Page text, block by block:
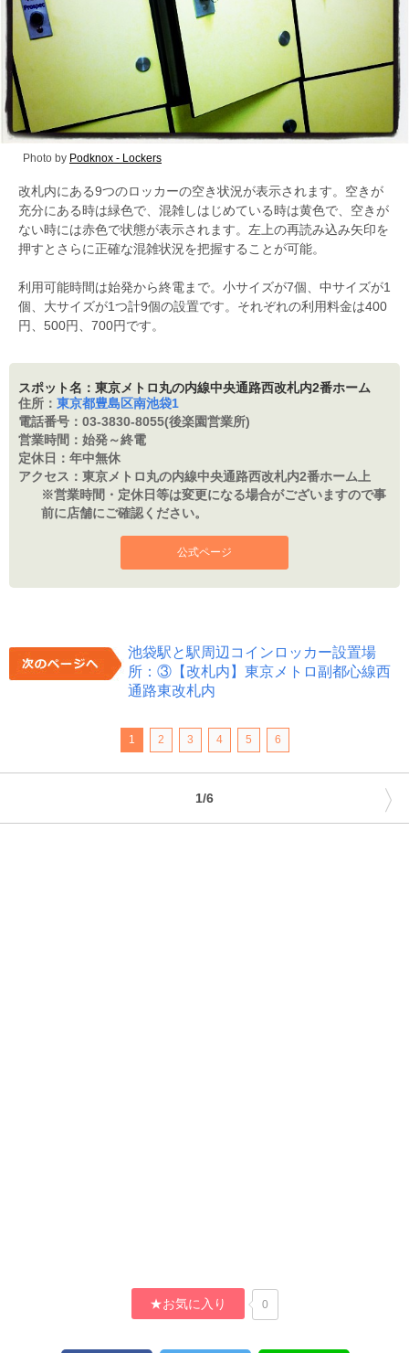
Photo by Podknox - Lockers
改札内にある9つのロッカーの空き状況が表示されます。空きが
充分にある時は緑色で、混雑しはじめている時は黄色で、空きが
ない時には赤色で状態が表示されます。左上の再読み込み矢印を
押すとさらに正確な混雑状況を把握することが可能。
利用可能時間は始発から終電まで。小サイズが7個、中サイズが1
個、大サイズが1つ計9個の設置です。それぞれの利用料金は400
円、500円、700円です。
スポット名：東京メトロ丸の内線中央通路西改札内2番ホーム
住所： 東京都豊島区南池袋1
電話番号： 03-3830-8055(後楽園営業所)
営業時間： 始発～終電
定休日： 年中無休
アクセス： 東京メトロ丸の内線中央通路西改札内2番ホーム上
※営業時間・定休日等は変更になる場合がございますので事
前に店舗にご確認ください。
公式ページ
池袋駅と駅周辺コインロッカー設置場
所：③【改札内】東京メトロ副都心線西
通路東改札内
1 2 3 4 5 6
1/6 〉
★お気に入り 0